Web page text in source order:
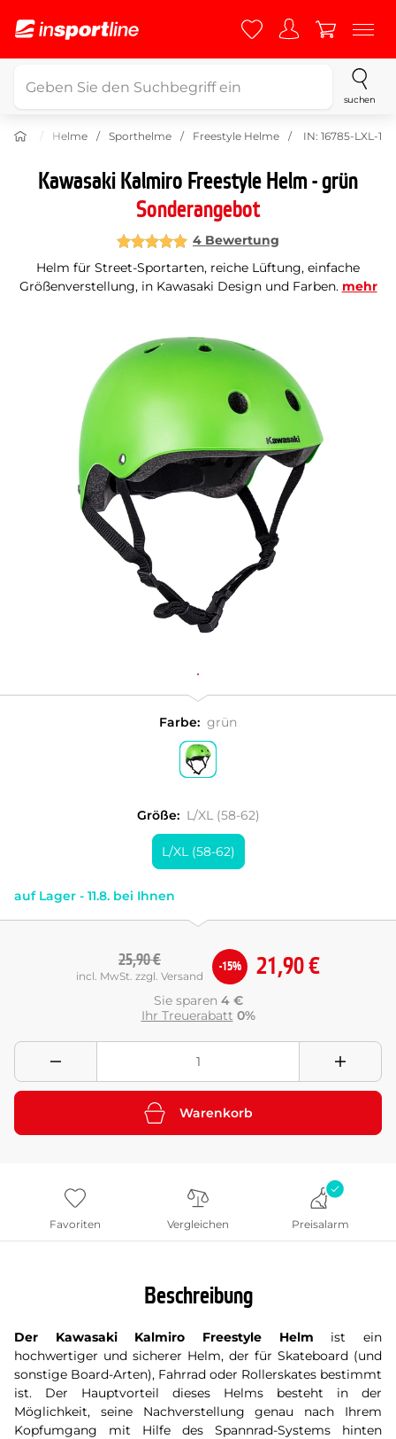
suchen
Helme Sporthelme Freestyle Helme IN: 16785-LXL-1
Kawasaki Kalmiro Freestyle Helm - grün
Sonderangebot
4 Bewertung
Helm für Street-Sportarten, reiche Lüftung, einfache
Größenverstellung, in Kawasaki Design und Farben. mehr
Farbe: grün
Größe: L/XL (58-62)
L/XL (58-62)
auf Lager - 11.8. bei Ihnen
21,90 €
25,90 €
incl. MwSt. zzgl. Versand
-15%
Sie sparen 4 €
Ihr Treuerabatt 0%
Warenkorb
Favoriten Vergleichen Preisalarm
Beschreibung
Der Kawasaki Kalmiro Freestyle Helm ist ein
hochwertiger und sicherer Helm, der für Skateboard (und
sonstige Board-Arten), Fahrrad oder Rollerskates bestimmt
ist. Der Hauptvorteil dieses Helms besteht in der
Möglichkeit, seine Nachverstellung genau nach Ihrem
Kopfumgang mit Hilfe des Spannrad-Systems hinten